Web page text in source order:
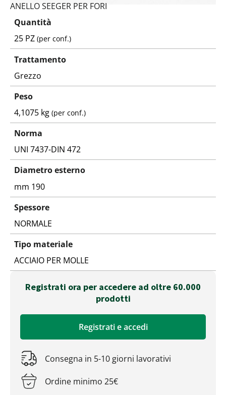
ANELLO SEEGER PER FORI
Quantità
25 PZ(per conf.)
Trattamento
Grezzo
Peso
4,1075 kg(per conf.)
Norma
UNI 7437-DIN 472
Diametro esterno
mm 190
Spessore
NORMALE
Tipo materiale
ACCIAIO PER MOLLE
Registrati ora per accedere ad oltre 60.000
prodotti
Registrati e accedi
Consegna in 5-10 giorni lavorativi
Ordine minimo 25€